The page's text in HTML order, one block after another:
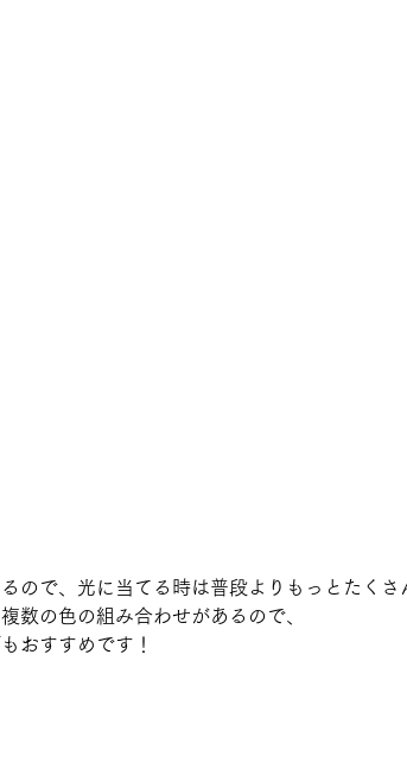
ので、光に当てる時は普段よりもっとたくさ
数の色の組み合わせがあるので、
おすすめです！